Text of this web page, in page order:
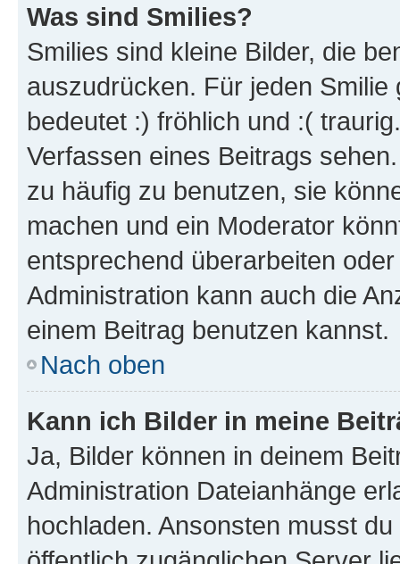
Was sind Smilies?
Smilies sind kleine Bilder, die
auszudrücken. Für jeden
bedeutet :) fröhlich und :(
Verfassen eines Beitrags
zu häufig zu benutzen, sie
machen und ein Moderator
entsprechend überarbeiten
Administration kann auch die
einem Beitrag benutzen kannst.
Nach oben
Kann ich Bilder in meine
Ja, Bilder können in deinem
Administration Dateianhänge
hochladen. Ansonsten musst